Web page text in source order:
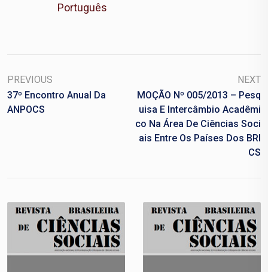
Português
PREVIOUS
37º Encontro Anual Da
ANPOCS
NEXT
MOÇÃO Nº 005/2013 – Pesq
Uisa E Intercâmbio Acadêmi
Co Na Área De Ciências Soci
Ais Entre Os Países Dos BRI
CS